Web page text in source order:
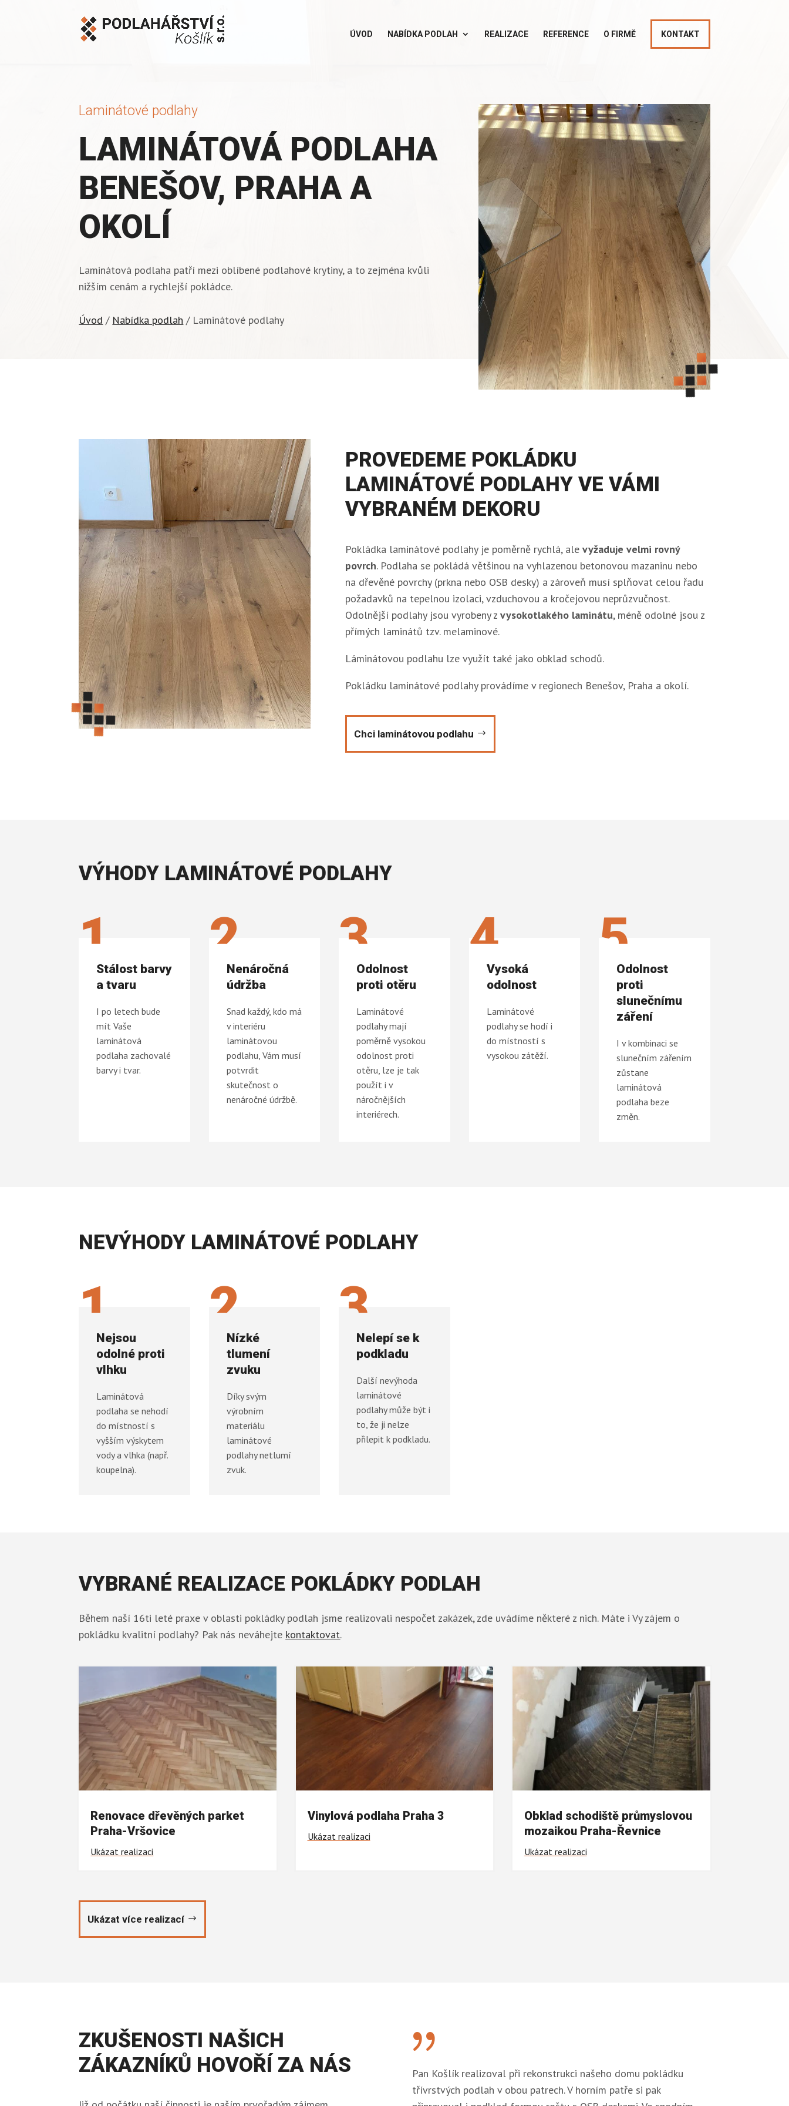
ÚVOD NABÍDKA PODLAH REALIZACE REFERENCE O FIRMĚ KONTAKT
Laminátové podlahy
LAMINÁTOVÁ PODLAHA
BENEŠOV, PRAHA A
OKOLÍ
Laminátová podlaha patří mezi oblíbené podlahové krytiny, a to zejména kvůli
nižším cenám a rychlejší pokládce.
Úvod / Nabídka podlah / Laminátové podlahy
PROVEDEME POKLÁDKU
LAMINÁTOVÉ PODLAHY VE VÁMI
VYBRANÉM DEKORU
Pokládka laminátové podlahy je poměrně rychlá, alevyžaduje velmi rovný
povrch. Podlaha se pokládá většinou na vyhlazenou betonovou mazaninu nebo
na dřevěné povrchy (prkna nebo OSB desky) a zároveň musí splňovat celou řadu
požadavků na tepelnou izolaci, vzduchovou a kročejovou neprůzvučnost.
Odolnější podlahy jsou vyrobeny zvysokotlakého laminátu, méně odolné jsou z
přímých laminátů tzv. melaminové.
Láminátovou podlahu lze využít také jako obklad schodů.
Pokládku laminátové podlahy provádíme v regionech Benešov, Praha a okolí.
Chci laminátovou podlahu
VÝHODY LAMINÁTOVÉ PODLAHY
1
Stálost barvy
a tvaru
I po letech bude
mít Vaše
laminátová
podlaha zachovalé
barvy i tvar.
2
Nenáročná
údržba
Snad každý, kdo má
v interiéru
laminátovou
podlahu, Vám musí
potvrdit
skutečnost o
nenáročné údržbě.
3
Odolnost
proti otěru
Laminátové
podlahy mají
poměrně vysokou
odolnost proti
otěru, lze je tak
použít i v
náročnějších
interiérech.
4
Vysoká
odolnost
Laminátové
podlahy se hodí i
do místností s
vysokou zátěží.
5
Odolnost
proti
slunečnímu
záření
I v kombinaci se
slunečním zářením
zůstane
laminátová
podlaha beze
změn.
NEVÝHODY LAMINÁTOVÉ PODLAHY
1
Nejsou
odolné proti
vlhku
Laminátová
podlaha se nehodí
do místností s
vyšším výskytem
vody a vlhka (např.
koupelna).
2
Nízké
tlumení
zvuku
Díky svým
výrobním
materiálu
laminátové
podlahy netlumí
zvuk.
3
Nelepí se k
podkladu
Další nevýhoda
laminátové
podlahy může být i
to, že ji nelze
přilepit k podkladu.
VYBRANÉ REALIZACE POKLÁDKY PODLAH
Během naší 16ti leté praxe v oblasti pokládky podlah jsme realizovali nespočet zakázek, zde uvádíme některé z nich. Máte i Vy zájem o
pokládku kvalitní podlahy? Pak nás neváhejte kontaktovat.
Renovace dřevěných parket
Praha-Vršovice
Ukázat realizaci
Vinylová podlaha Praha 3
Ukázat realizaci
Obklad schodiště průmyslovou
mozaikou Praha-Řevnice
Ukázat realizaci
Ukázat více realizací
ZKUŠENOSTI NAŠICH
ZÁKAZNÍKŮ HOVOŘÍ ZA NÁS
{
Pan Košlík realizoval při rekonstrukci našeho domu pokládku
třívrstvých podlah v obou patrech. V horním patře si pak